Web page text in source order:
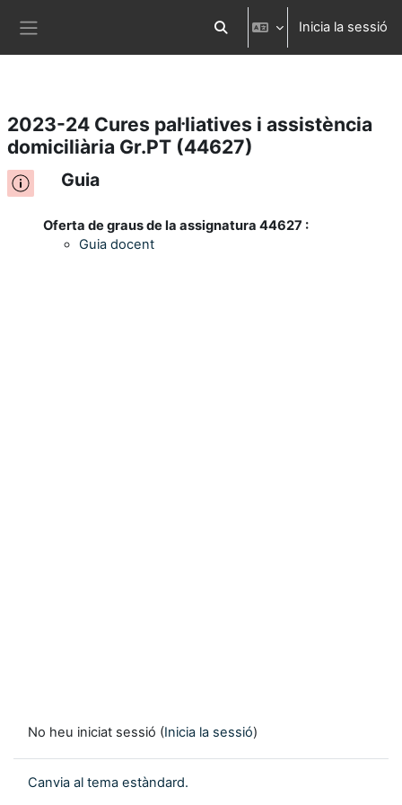
Ves al contingut principal Commuta l'entrada de la cerca
Inicia la sessió
2023-24 Cures pal·liatives i assistència
domiciliària Gr.PT (44627)
Guia
Oferta de graus de la assignatura 44627 :
Guia docent
No heu iniciat sessió (Inicia la sessió)
Canvia al tema estàndard.